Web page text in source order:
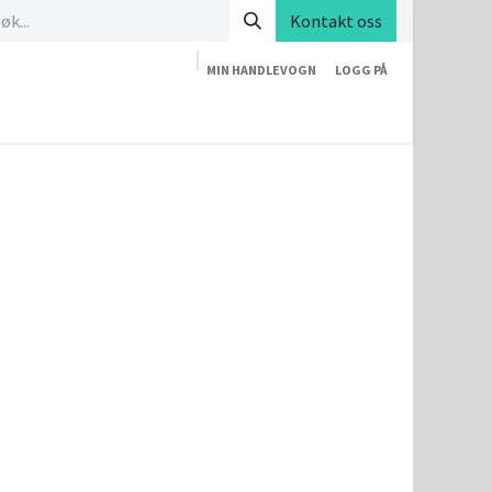
Kontakt oss
MIN HANDLEVOGN LOGG PÅ